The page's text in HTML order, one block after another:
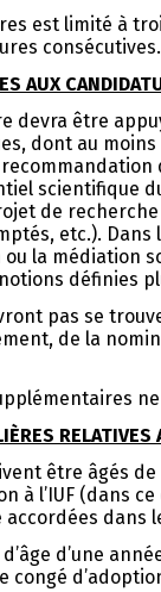
est limité à
consécutives.
AUX
devra être
dont au
scientifique
de
etc.).
ou la médiation
définies
pas se
de la
RELATIVES
être âgés de
à l’IUF (dans
dans
d’une
congé